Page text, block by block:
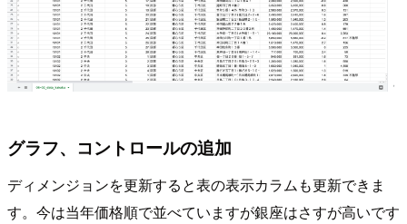
グラフ、コントロールの追加
ディメンジョンを更新すると表の表示カラムも更新できま
す。今は当年価格順で並べていますが銀座はさすが高いです